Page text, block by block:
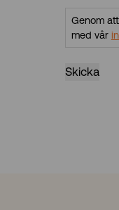
Genom
med vår
Skicka